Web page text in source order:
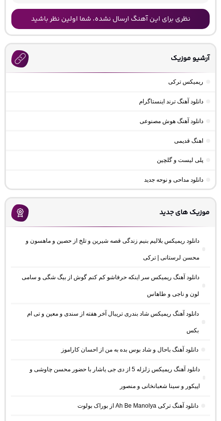
نظری برای این آهنگ ارسال نشده، شما اولین نظر باشید
آرشیو موزیک
ریمیکس ترکی
دانلود آهنگ ترند اینستاگرام
دانلود آهنگ هوش مصنوعی
اهنگ قدیمی
پلی لیست و گلچین
دانلود مداحی و نوحه جدید
موزیک های جدید
دانلود ریمیکس بلالیم بنیم زندگی قصه شیرین و تلخ از حصین و ماهسون و
محسن لرستانی | ترکی
دانلود آهنگ ریمیکس سر اینکه حرفاشو کم کنم گوش از بیگ شگی و سامی
لون و ناجی و طاهاس
دانلود آهنگ ریمیکس شاد بندری تریبال آخر هفته از سندی و معین و تی ام
بکس
دانلود آهنگ باحال و شاد بوس بده به من از احسان کاراموز
دانلود آهنگ ریمیکس زلزله 5 از دی جی یاشار با حضور محسن چاوشی و
اپیکور و سینا شعبانخانی و منصور
دانلود آهنگ ترکی Ah Be Manolya از بوراک بولوت